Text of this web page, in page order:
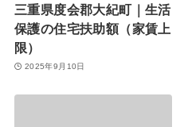
三重県度会郡大紀町｜生活
保護の住宅扶助額（家賃上
限）
2025年9月10日